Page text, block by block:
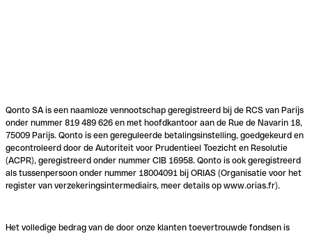
Qonto SA is een naamloze vennootschap geregistreerd bij de RCS van Parijs
onder nummer 819 489 626 en met hoofdkantoor aan de Rue de Navarin 18,
75009 Parijs. Qonto is een gereguleerde betalingsinstelling, goedgekeurd en
gecontroleerd door de Autoriteit voor Prudentieel Toezicht en Resolutie
(ACPR), geregistreerd onder nummer CIB 16958. Qonto is ook geregistreerd
als tussenpersoon onder nummer 18004091 bij ORIAS (Organisatie voor het
register van verzekeringsintermediairs, meer details op www.orias.fr).
Het volledige bedrag van de door onze klanten toevertrouwde fondsen is